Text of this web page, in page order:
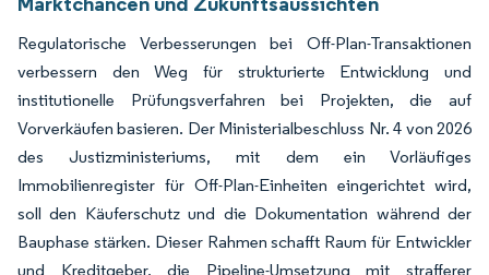
Regulatorische Verbesserungen bei Off-Plan-Transaktionen
verbessern den Weg für strukturierte Entwicklung und
institutionelle Prüfungsverfahren bei Projekten, die auf
Vorverkäufen basieren. Der Ministerialbeschluss Nr. 4 von 2026
des Justizministeriums, mit dem ein Vorläufiges
Immobilienregister für Off-Plan-Einheiten eingerichtet wird,
soll den Käuferschutz und die Dokumentation während der
Bauphase stärken. Dieser Rahmen schafft Raum für Entwickler
und Kreditgeber, die Pipeline-Umsetzung mit strafferer